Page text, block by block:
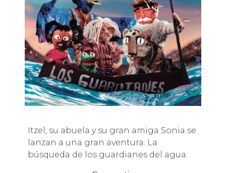
Itzel, su abuela y su gran amiga Sonia se
lanzan a una gran aventura: La
búsqueda de los guardianes del agua.